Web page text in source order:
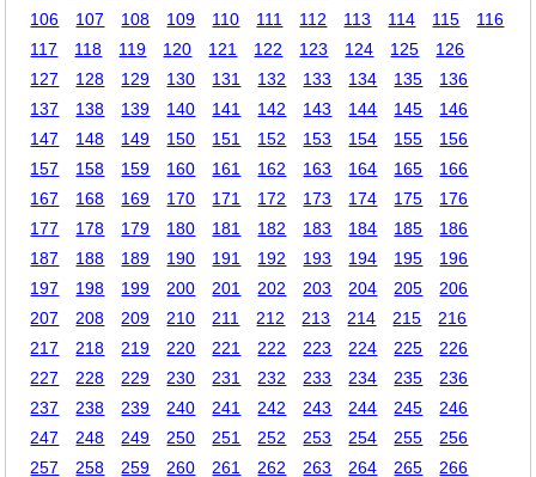
106
107 108 109 110 111 112 113 114 115
116
117
118 119 120 121 122 123 124 125
126
127
128 129 130 131 132 133 134 135
136
137
138 139 140 141 142 143 144 145
146
147
148 149 150 151 152 153 154 155
156
157
158 159 160 161 162 163 164 165
166
167
168 169 170 171 172 173 174 175
176
177
178 179 180 181 182 183 184 185
186
187
188 189 190 191 192 193 194 195
196
197
198 199 200 201 202 203 204 205
206
207
208 209 210 211 212 213 214 215
216
217
218 219 220 221 222 223 224 225
226
227
228 229 230 231 232 233 234 235
236
237
238 239 240 241 242 243 244 245
246
247
248 249 250 251 252 253 254 255
256
257
258 259 260 261 262 263 264 265 266